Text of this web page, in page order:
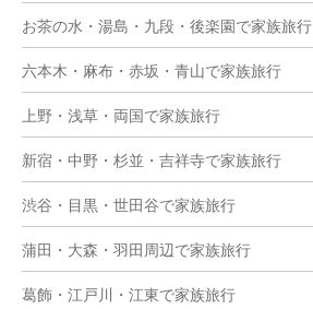
お茶の水・湯島・九段・後楽園で家族旅行
六本木・麻布・赤坂・青山で家族旅行
上野・浅草・両国で家族旅行
新宿・中野・杉並・吉祥寺で家族旅行
渋谷・目黒・世田谷で家族旅行
蒲田・大森・羽田周辺で家族旅行
葛飾・江戸川・江東で家族旅行